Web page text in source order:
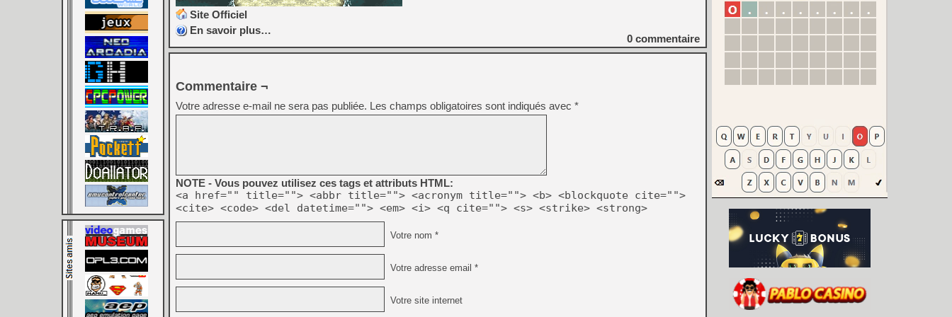
Site Officiel
En savoir plus…
0 commentaire
Commentaire ¬
Votre adresse e-mail ne sera pas publiée. Les champs obligatoires sont indiqués avec *
NOTE - Vous pouvez utilisez ces tags et attributs HTML:
<a href="" title=""> <abbr title=""> <acronym title=""> <b> <blockquote cite="">
<cite> <code> <del datetime=""> <em> <i> <q cite=""> <s> <strike> <strong>
Votre nom *
Votre adresse email *
Votre site internet